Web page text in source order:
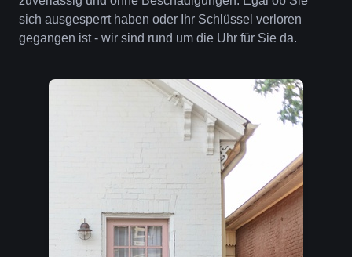
sich ausgesperrt haben oder Ihr Schlüssel verloren
gegangen ist - wir sind rund um die Uhr für Sie da.